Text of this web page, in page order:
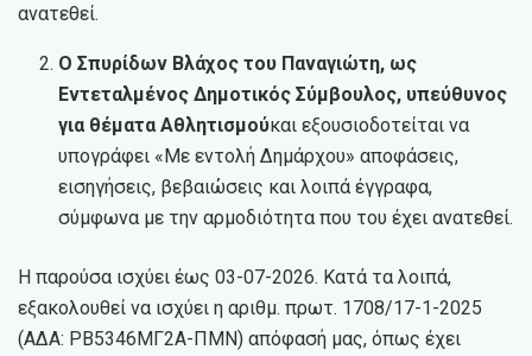
ανατεθεί.
Ο Σπυρίδων Βλάχος του Παναγιώτη, ως
Εντεταλμένος Δημοτικός Σύμβουλος, υπεύθυνος
για θέματα Αθλητισμούκαι εξουσιοδοτείται να
υπογράφει «Με εντολή Δημάρχου» αποφάσεις,
εισηγήσεις, βεβαιώσεις και λοιπά έγγραφα,
σύμφωνα με την αρμοδιότητα που του έχει ανατεθεί.
Η παρούσα ισχύει έως 03-07-2026. Κατά τα λοιπά,
εξακολουθεί να ισχύει η αριθμ. πρωτ. 1708/17-1-2025
(ΑΔΑ: ΡΒ5346ΜΓ2Α-ΠΜΝ) απόφασή μας, όπως έχει